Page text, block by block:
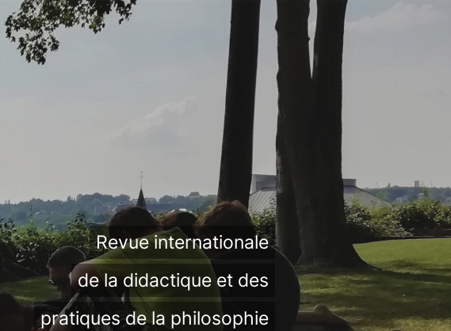
Revue internationale
de la didactique et des
pratiques de la philosophie